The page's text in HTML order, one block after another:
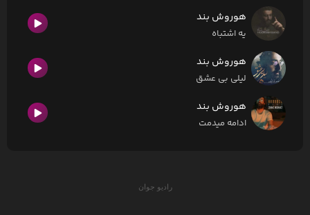
هوروش بند
یه اشتباه
هوروش بند
لیلی بی عشق
هوروش بند
ادامه میدمت
رادیو جوان